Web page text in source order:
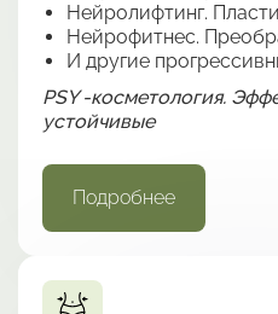
Нейролифтинг.
Нейрофитнес.
И другие
PSY -косметология.
устойчивые
Подробнее